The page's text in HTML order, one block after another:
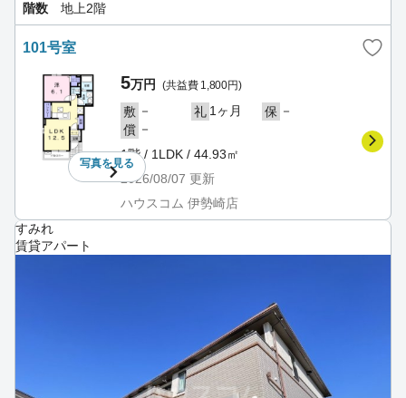
階数
地上2階
101号室
写真を見る
5万円 (共益費 1,800円)
敷 － 礼 1ヶ月 保 －
償 －
1階 / 1LDK / 44.93㎡
2026/08/07 更新
ハウスコム 伊勢崎店
すみれ
賃貸アパート